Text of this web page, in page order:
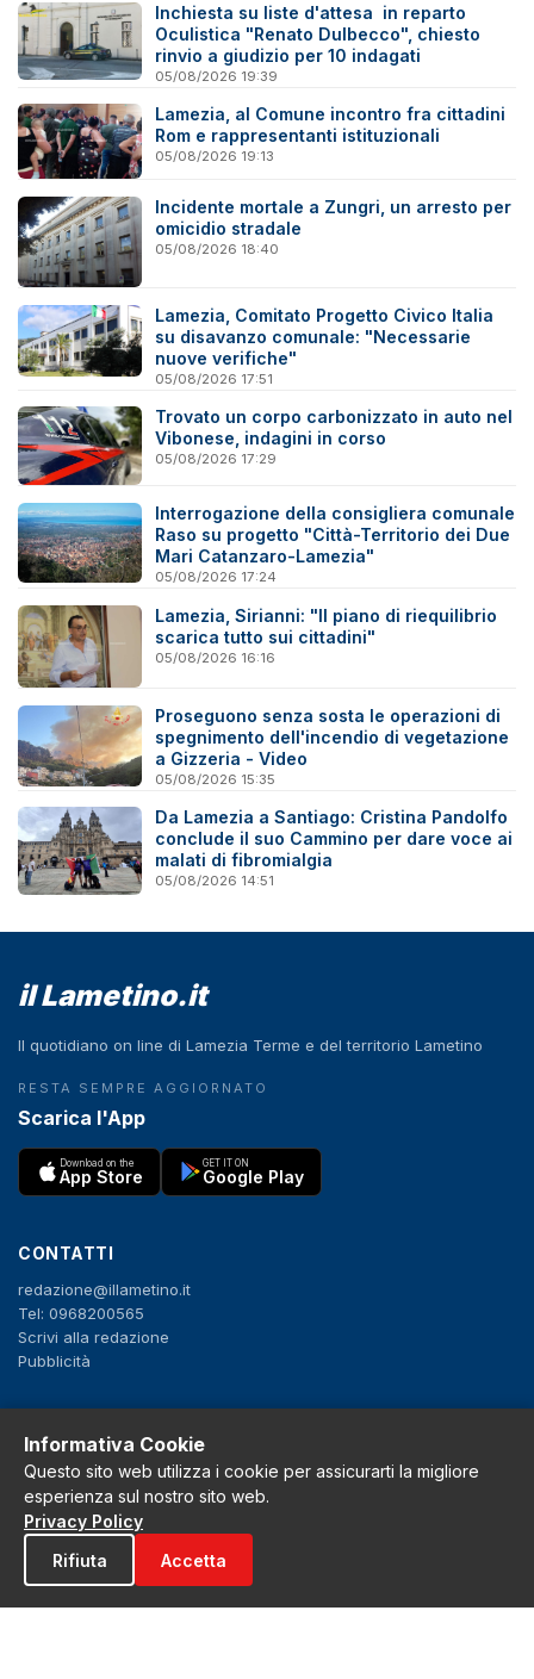
Inchiesta su liste d'attesa in reparto
Oculistica "Renato Dulbecco", chiesto
rinvio a giudizio per 10 indagati
05/08/2026 19:39
Lamezia, al Comune incontro fra cittadini
Rom e rappresentanti istituzionali
05/08/2026 19:13
Incidente mortale a Zungri, un arresto per
omicidio stradale
05/08/2026 18:40
Lamezia, Comitato Progetto Civico Italia
su disavanzo comunale: "Necessarie
nuove verifiche"
05/08/2026 17:51
Trovato un corpo carbonizzato in auto nel
Vibonese, indagini in corso
05/08/2026 17:29
Interrogazione della consigliera comunale
Raso su progetto "Città-Territorio dei Due
Mari Catanzaro-Lamezia"
05/08/2026 17:24
Lamezia, Sirianni: "Il piano di riequilibrio
scarica tutto sui cittadini"
05/08/2026 16:16
Proseguono senza sosta le operazioni di
spegnimento dell'incendio di vegetazione
a Gizzeria - Video
05/08/2026 15:35
Da Lamezia a Santiago: Cristina Pandolfo
conclude il suo Cammino per dare voce ai
malati di fibromialgia
05/08/2026 14:51
il Lametino.it
Il quotidiano on line di Lamezia Terme e del territorio Lametino
RESTA SEMPRE AGGIORNATO
Scarica l'App
Download on the
App Store
GET IT ON
Google Play
CONTATTI
redazione@illametino.it
Tel: 0968200565
Scrivi alla redazione
Pubblicità
f X IG YT
Privacy Policy
Cookie Policy
Informativa Cookie
Questo sito web utilizza i cookie per assicurarti la migliore
esperienza sul nostro sito web.
Privacy Policy
Rifiuta
Accetta